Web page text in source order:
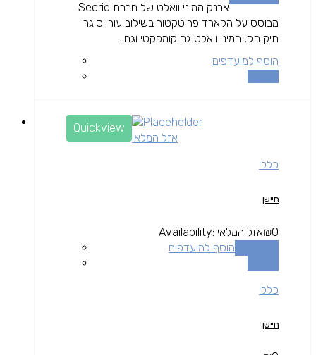
ארנק המיני וואלט של חברת Secrid
מבוסס על הקארד פרוטקטור בשילוב עור וסוגר
תיק תק, המיני וואלט גם קומפקטי וגם...
הוסף למועדפים
Quickview
אזל המלאי
כללי
חיישן
₪0
Availability: אזל המלאי
הוסף למועדפים
כללי
חיישן